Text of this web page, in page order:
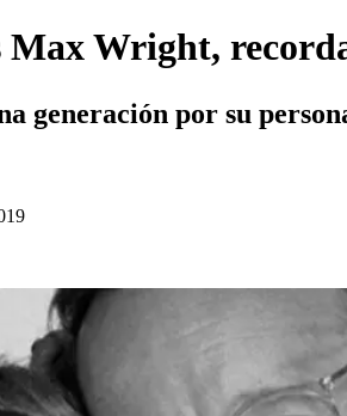
Max Wright,
generación por su